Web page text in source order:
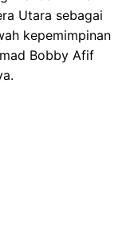
Utara sebagai
kepemimpinan
Bobby Afif